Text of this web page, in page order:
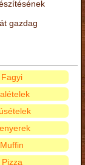
gazdag
Fagyi
Muffin
Pizza